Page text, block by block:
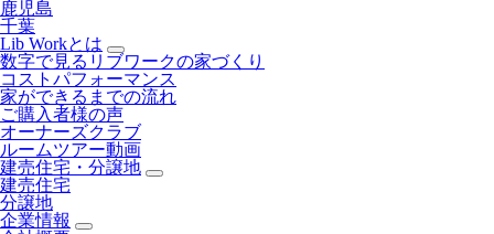
鹿児島
千葉
Lib Workとは
数字で見るリブワークの家づくり
コストパフォーマンス
家ができるまでの流れ
ご購入者様の声
オーナーズクラブ
ルームツアー動画
建売住宅・分譲地
建売住宅
分譲地
企業情報